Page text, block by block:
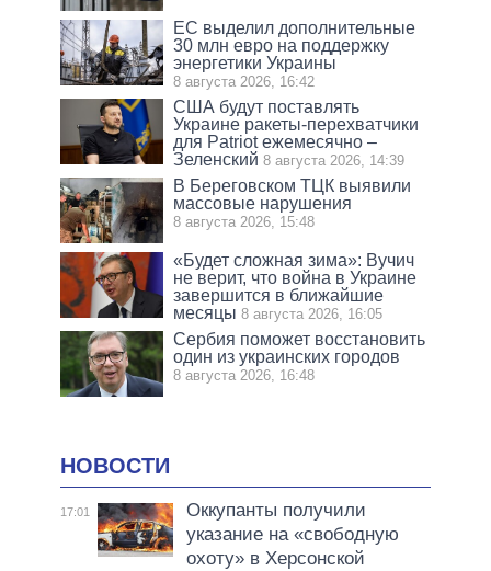
ЕС выделил дополнительные
30 млн евро на поддержку
энергетики Украины
8 августа 2026, 16:42
США будут поставлять
Украине ракеты-перехватчики
для Patriot ежемесячно –
Зеленский 8 августа 2026, 14:39
В Береговском ТЦК выявили
массовые нарушения
8 августа 2026, 15:48
«Будет сложная зима»: Вучич
не верит, что война в Украине
завершится в ближайшие
месяцы 8 августа 2026, 16:05
Сербия поможет восстановить
один из украинских городов
8 августа 2026, 16:48
НОВОСТИ
17:01
Оккупанты получили
указание на «свободную
охоту» в Херсонской